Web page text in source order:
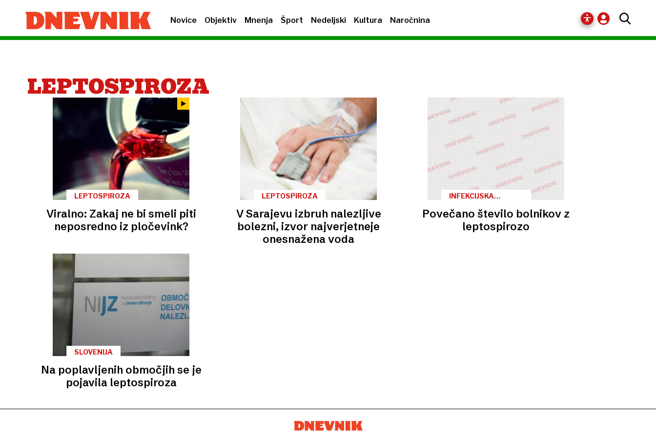
Novice Objektiv Mnenja Šport Nedeljski Kultura Naročnina
LEPTOSPIROZA
LEPTOSPIROZA
Viralno: Zakaj ne bi smeli piti
neposredno iz pločevink?
LEPTOSPIROZA
V Sarajevu izbruh nalezljive
bolezni, izvor najverjetneje
onesnažena voda
INFEKCIJSKA
Povečano število bolnikov z
leptospirozo
SLOVENIJA
Na poplavljenih območjih se je
pojavila leptospiroza